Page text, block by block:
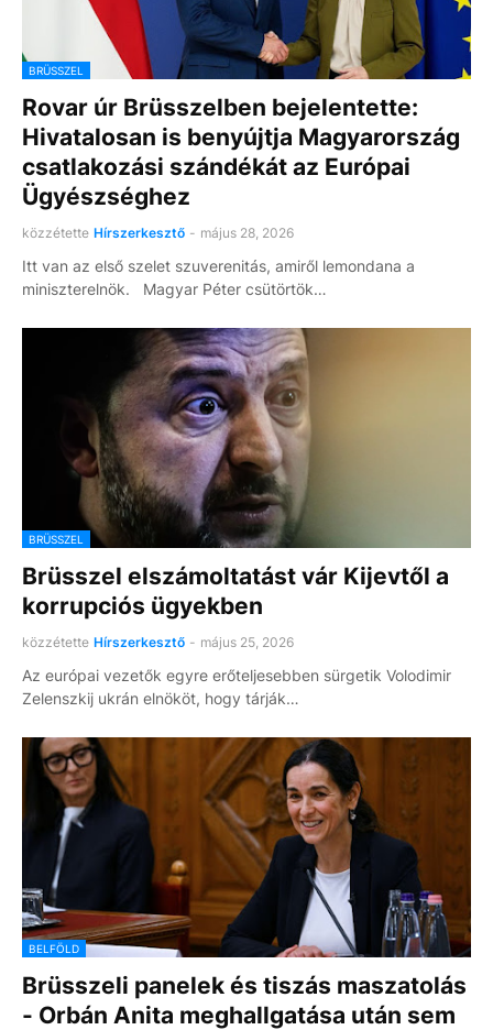
BRÜSSZEL
Rovar úr Brüsszelben bejelentette:
Hivatalosan is benyújtja Magyarország
csatlakozási szándékát az Európai
Ügyészséghez
közzétette Hírszerkesztő - május 28, 2026
Itt van az első szelet szuverenitás, amiről lemondana a
miniszterelnök. Magyar Péter csütörtök…
BRÜSSZEL
Brüsszel elszámoltatást vár Kijevtől a
korrupciós ügyekben
közzétette Hírszerkesztő - május 25, 2026
Az európai vezetők egyre erőteljesebben sürgetik Volodimir
Zelenszkij ukrán elnököt, hogy tárják…
BELFÖLD
Brüsszeli panelek és tiszás maszatolás
- Orbán Anita meghallgatása után sem